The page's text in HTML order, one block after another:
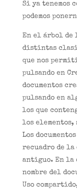
Si ya tenemos
podemos
En el árbol de
distintas
que nos
pulsando en
documentos
pulsando en
los que
los elementos,
Los
recuadro de la
antiguo. En la
nombre del
Uso